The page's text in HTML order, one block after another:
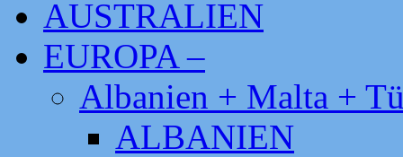
AUSTRALIEN
EUROPA –
Albanien + Malta +
ALBANIEN